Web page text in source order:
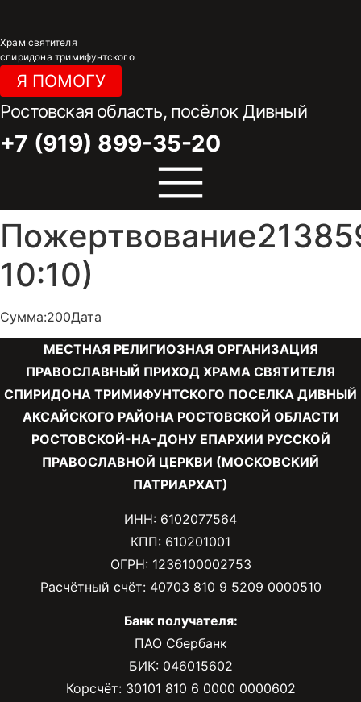
содержимому
Храм святителя
спиридона тримифунтского
Я ПОМОГУ
Ростовская область, посёлок Дивный
+7 (919) 899-35-20
10:10)
Сумма:200Дата
МЕСТНАЯ РЕЛИГИОЗНАЯ ОРГАНИЗАЦИЯ
ПРАВОСЛАВНЫЙ ПРИХОД ХРАМА СВЯТИТЕЛЯ
СПИРИДОНА ТРИМИФУНТСКОГО ПОСЕЛКА ДИВНЫЙ
АКСАЙСКОГО РАЙОНА РОСТОВСКОЙ ОБЛАСТИ
РОСТОВСКОЙ-НА-ДОНУ ЕПАРХИИ РУССКОЙ
ПРАВОСЛАВНОЙ ЦЕРКВИ (МОСКОВСКИЙ
ПАТРИАРХАТ)
ИНН: 6102077564
КПП: 610201001
ОГРН: 1236100002753
Расчётный счёт: 40703 810 9 5209 0000510
Банк получателя:
ПАО Сбербанк
БИК: 046015602
Корсчёт: 30101 810 6 0000 0000602